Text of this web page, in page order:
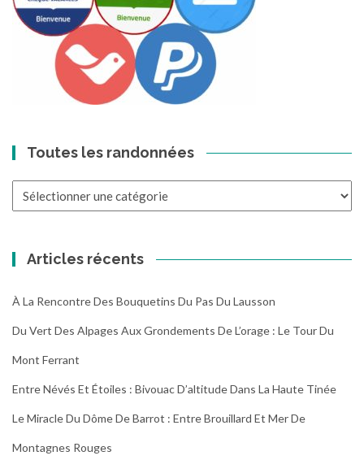
Toutes les randonnées
Articles récents
À La Rencontre Des Bouquetins Du Pas Du Lausson
Du Vert Des Alpages Aux Grondements De L’orage : Le Tour Du
Mont Ferrant
Entre Névés Et Étoiles : Bivouac D’altitude Dans La Haute Tinée
Le Miracle Du Dôme De Barrot : Entre Brouillard Et Mer De
Montagnes Rouges